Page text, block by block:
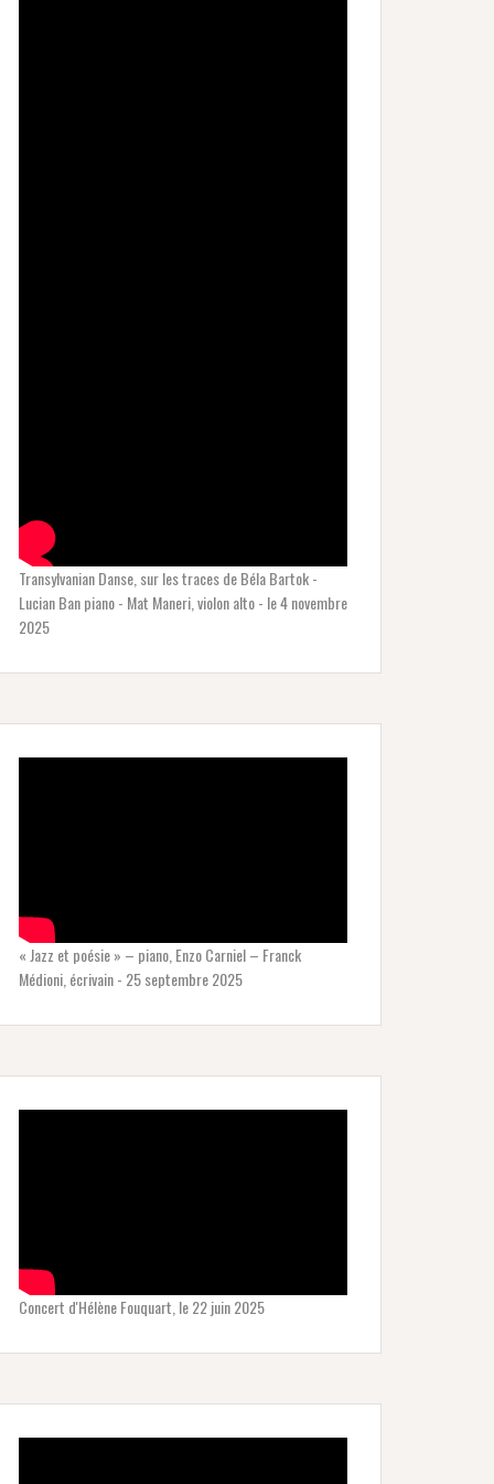
Transylvanian Danse, sur les traces de Béla Bartok -
Lucian Ban piano - Mat Maneri, violon alto - le 4 novembre
2025
« Jazz et poésie » – piano, Enzo Carniel – Franck
Médioni, écrivain - 25 septembre 2025
Concert d'Hélène Fouquart, le 22 juin 2025